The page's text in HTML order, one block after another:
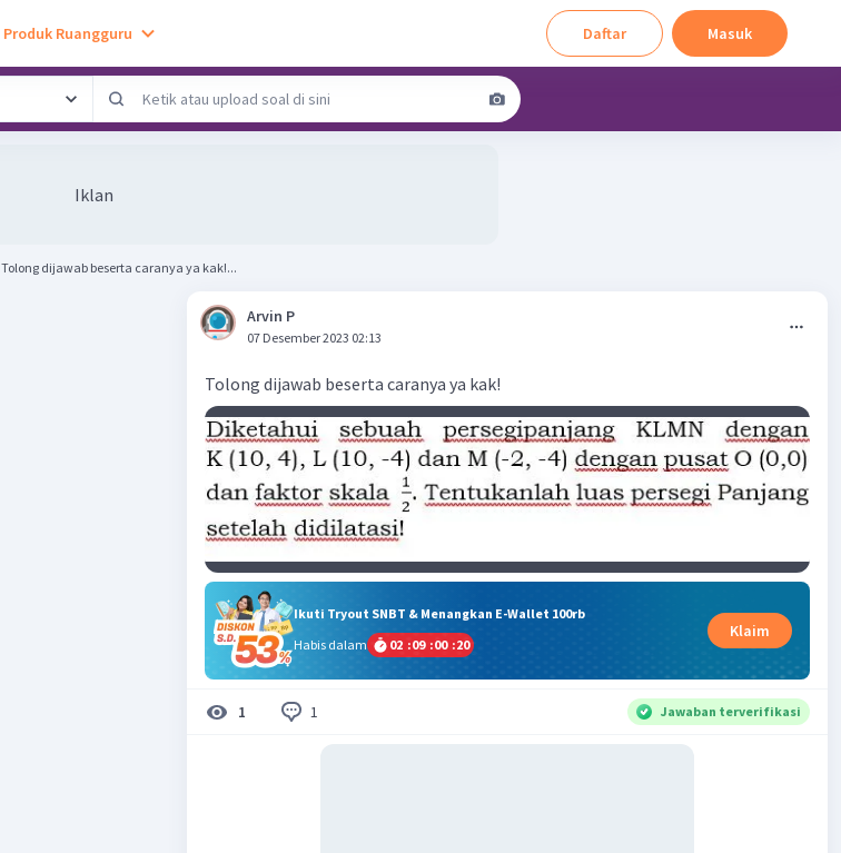
Produk Ruangguru Daftar Masuk
Iklan
Tolong dijawab beserta caranya ya kak!...
Arvin P
07 Desember 2023 02:13
Tolong dijawab beserta caranya ya kak!
Ikuti Tryout SNBT & Menangkan E-Wallet 100rb
Habis dalam
02 :09 :00 :19
Klaim
1 1 Jawaban terverifikasi